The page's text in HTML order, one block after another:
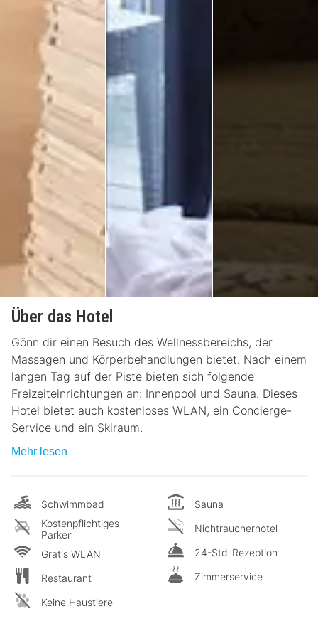
Über das Hotel
Gönn dir einen Besuch des Wellnessbereichs, der
Massagen und Körperbehandlungen bietet. Nach einem
langen Tag auf der Piste bieten sich folgende
Freizeiteinrichtungen an: Innenpool und Sauna. Dieses
Hotel bietet auch kostenloses WLAN, ein Concierge-
Service und ein Skiraum.
Mehr lesen
Schwimmbad
Kostenpflichtiges
Parken
Gratis WLAN
Restaurant
Keine Haustiere
Sauna
Nichtraucherhotel
24-Std-Rezeption
Zimmerservice